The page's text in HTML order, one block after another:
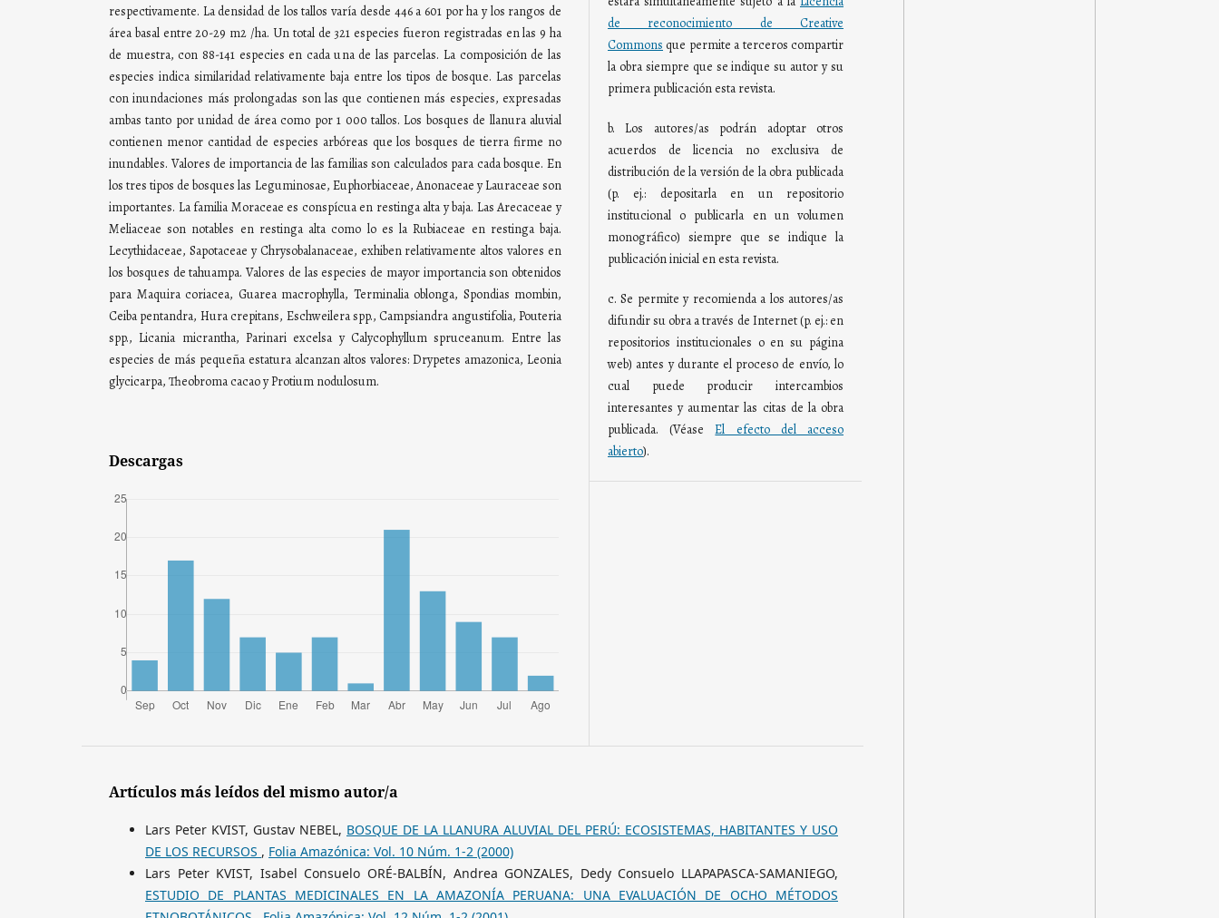
respectivamente. La densidad de los tallos varía desde 446 a 601 por ha y los rangos de
área basal entre 20-29 m2 /ha. Un total de 321 especies fueron registradas en las 9 ha
de muestra, con 88-141 especies en cada una de las parcelas. La composición de las
especies indica similaridad relativamente baja entre los tipos de bosque. Las parcelas
con inundaciones más prolongadas son las que contienen más especies, expresadas
ambas tanto por unidad de área como por 1 000 tallos. Los bosques de llanura aluvial
contienen menor cantidad de especies arbóreas que los bosques de tierra firme no
inundables. Valores de importancia de las familias son calculados para cada bosque. En
los tres tipos de bosques las Leguminosae, Euphorbiaceae, Anonaceae y Lauraceae son
importantes. La familia Moraceae es conspícua en restinga alta y baja. Las Arecaceae y
Meliaceae son notables en restinga alta como lo es la Rubiaceae en restinga baja.
Lecythidaceae, Sapotaceae y Chrysobalanaceae, exhiben relativamente altos valores en
los bosques de tahuampa. Valores de las especies de mayor importancia son obtenidos
para Maquira coriacea, Guarea macrophylla, Terminalia oblonga, Spondias mombin,
Ceiba pentandra, Hura crepitans, Eschweilera spp., Campsiandra angustifolia, Pouteria
spp., Licania micrantha, Parinari excelsa y Calycophyllum spruceanum. Entre las
especies de más pequeña estatura alcanzan altos valores: Drypetes amazonica, Leonia
glycicarpa, Theobroma cacao y Protium nodulosum.
Descargas
de reconocimiento de Creative
Commons que permite a terceros compartir
la obra siempre que se indique su autor y su
primera publicación esta revista.
b. Los autores/as podrán adoptar otros
acuerdos de licencia no exclusiva de
distribución de la versión de la obra publicada
(p. ej.: depositarla en un repositorio
institucional o publicarla en un volumen
monográfico) siempre que se indique la
publicación inicial en esta revista.
c. Se permite y recomienda a los autores/as
difundir su obra a través de Internet (p. ej.: en
repositorios institucionales o en su página
web) antes y durante el proceso de envío, lo
cual puede producir intercambios
interesantes y aumentar las citas de la obra
publicada. (VéaseEl efecto del acceso
abierto).
Artículos más leídos del mismo autor/a
Lars Peter KVIST, Gustav NEBEL, BOSQUE DE LA LLANURA ALUVIAL DEL PERÚ: ECOSISTEMAS, HABITANTES Y USO
DE LOS RECURSOS , Folia Amazónica: Vol. 10 Núm. 1-2 (2000)
Lars Peter KVIST, Isabel Consuelo ORÉ-BALBÍN, Andrea GONZALES, Dedy Consuelo LLAPAPASCA-SAMANIEGO,
ESTUDIO DE PLANTAS MEDICINALES EN LA AMAZONÍA PERUANA: UNA EVALUACIÓN DE OCHO MÉTODOS